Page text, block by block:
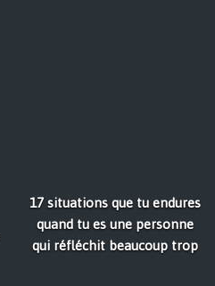
17 situations que tu endures
quand tu es une personne
qui réfléchit beaucoup trop